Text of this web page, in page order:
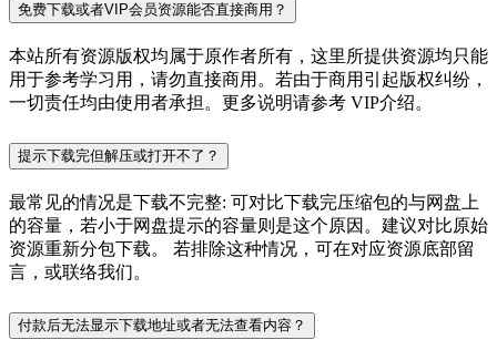
免费下载或者VIP会员资源能否直接商用？
本站所有资源版权均属于原作者所有，这里所提供资源均只能
用于参考学习用，请勿直接商用。若由于商用引起版权纠纷，
一切责任均由使用者承担。更多说明请参考 VIP介绍。
提示下载完但解压或打开不了？
最常见的情况是下载不完整: 可对比下载完压缩包的与网盘上
的容量，若小于网盘提示的容量则是这个原因。建议对比原始
资源重新分包下载。 若排除这种情况，可在对应资源底部留
言，或联络我们。
付款后无法显示下载地址或者无法查看内容？